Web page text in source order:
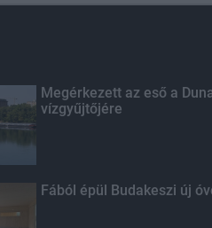
Megérkezett az eső a
vízgyűjtőjére
Fából épül Budakeszi új